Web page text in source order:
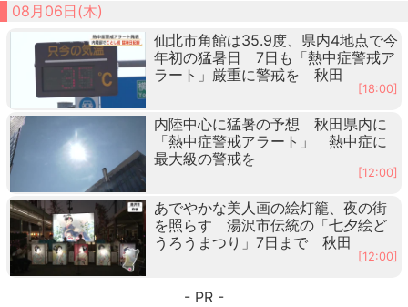
08月06日(木)
仙北市角館は35.9度、県内4地点で今
年初の猛暑日 7日も「熱中症警戒ア
ラート」厳重に警戒を 秋田
[18:00]
内陸中心に猛暑の予想 秋田県内に
「熱中症警戒アラート」 熱中症に
最大級の警戒を
[12:00]
あでやかな美人画の絵灯籠、夜の街
を照らす 湯沢市伝統の「七夕絵ど
うろうまつり」7日まで 秋田
[12:00]
- PR -